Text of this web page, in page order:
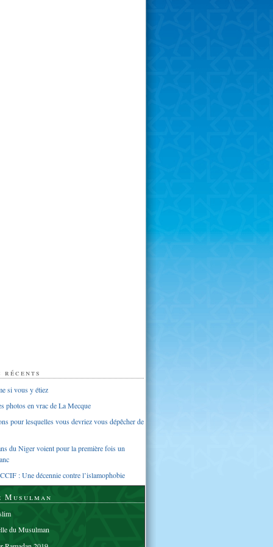
si vous y étiez
photos en vrac de La Mecque
pour lesquelles vous devriez vous dépêcher de
du Niger voient pour la première fois un
: Une décennie contre l’islamophobie
Musulman
du Musulman